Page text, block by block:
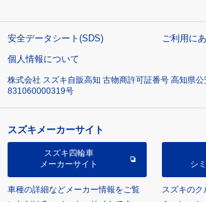
安全データシート(SDS)
ご利用に
個人情報について
株式会社 スズキ自販高知 古物商許可証番号 高知県
831060000319号
スズキメーカーサイト
スズキ四輪車
メーカーサイト
車種の詳細などメーカー情報をご覧
シ
スズキの